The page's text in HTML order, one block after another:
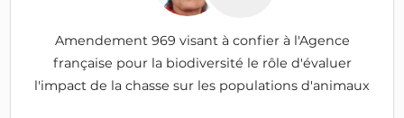
Amendement 969 visant à confier à l'Agence
française pour la biodiversité le rôle d'évaluer
l'impact de la chasse sur les populations d'animaux